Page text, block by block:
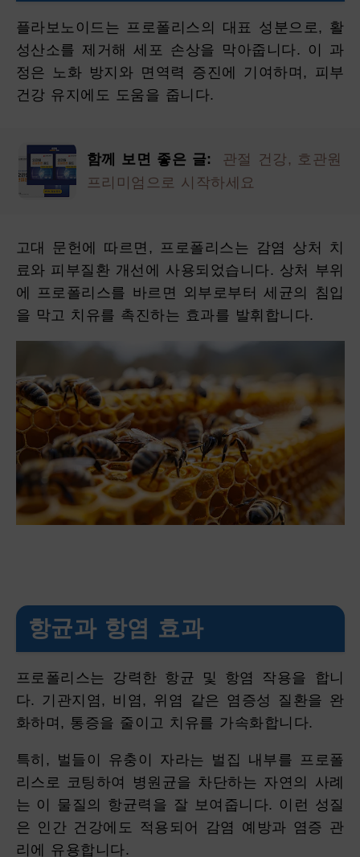
플라보노이드는 프로폴리스의 대표 성분으로, 활
성산소를 제거해 세포 손상을 막아줍니다. 이 과
정은 노화 방지와 면역력 증진에 기여하며, 피부
건강 유지에도 도움을 줍니다.
함께 보면 좋은 글:
관절 건강, 호관원
프리미엄으로 시작하세요
고대 문헌에 따르면, 프로폴리스는 감염 상처 치
료와 피부질환 개선에 사용되었습니다. 상처 부위
에 프로폴리스를 바르면 외부로부터 세균의 침입
을 막고 치유를 촉진하는 효과를 발휘합니다.
항균과 항염 효과
프로폴리스는 강력한 항균 및 항염 작용을 합니
다. 기관지염, 비염, 위염 같은 염증성 질환을 완
화하며, 통증을 줄이고 치유를 가속화합니다.
특히, 벌들이 유충이 자라는 벌집 내부를 프로폴
리스로 코팅하여 병원균을 차단하는 자연의 사례
는 이 물질의 항균력을 잘 보여줍니다. 이런 성질
은 인간 건강에도 적용되어 감염 예방과 염증 관
리에 유용합니다.